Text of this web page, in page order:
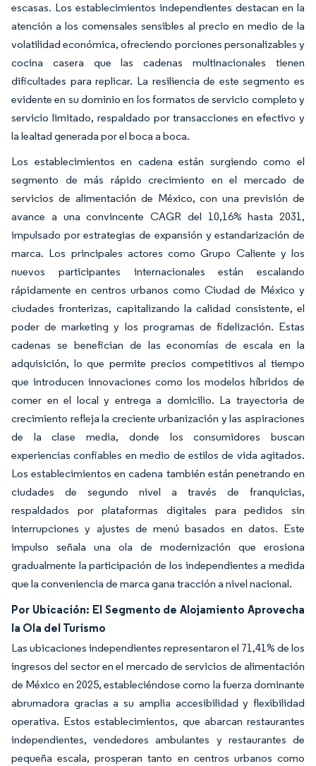
escasas. Los establecimientos independientes destacan en la
atención a los comensales sensibles al precio en medio de la
volatilidad económica, ofreciendo porciones personalizables y
cocina casera que las cadenas multinacionales tienen
dificultades para replicar. La resiliencia de este segmento es
evidente en su dominio en los formatos de servicio completo y
servicio limitado, respaldado por transacciones en efectivo y
la lealtad generada por el boca a boca.
Los establecimientos en cadena están surgiendo como el
segmento de más rápido crecimiento en el mercado de
servicios de alimentación de México, con una previsión de
avance a una convincente CAGR del 10,16% hasta 2031,
impulsado por estrategias de expansión y estandarización de
marca. Los principales actores como Grupo Caliente y los
nuevos participantes internacionales están escalando
rápidamente en centros urbanos como Ciudad de México y
ciudades fronterizas, capitalizando la calidad consistente, el
poder de marketing y los programas de fidelización. Estas
cadenas se benefician de las economías de escala en la
adquisición, lo que permite precios competitivos al tiempo
que introducen innovaciones como los modelos híbridos de
comer en el local y entrega a domicilio. La trayectoria de
crecimiento refleja la creciente urbanización y las aspiraciones
de la clase media, donde los consumidores buscan
experiencias confiables en medio de estilos de vida agitados.
Los establecimientos en cadena también están penetrando en
ciudades de segundo nivel a través de franquicias,
respaldados por plataformas digitales para pedidos sin
interrupciones y ajustes de menú basados en datos. Este
impulso señala una ola de modernización que erosiona
gradualmente la participación de los independientes a medida
que la conveniencia de marca gana tracción a nivel nacional.
Por Ubicación: El Segmento de Alojamiento Aprovecha
la Ola del Turismo
Las ubicaciones independientes representaron el 71,41% de los
ingresos del sector en el mercado de servicios de alimentación
de México en 2025, estableciéndose como la fuerza dominante
abrumadora gracias a su amplia accesibilidad y flexibilidad
operativa. Estos establecimientos, que abarcan restaurantes
independientes, vendedores ambulantes y restaurantes de
pequeña escala, prosperan tanto en centros urbanos como